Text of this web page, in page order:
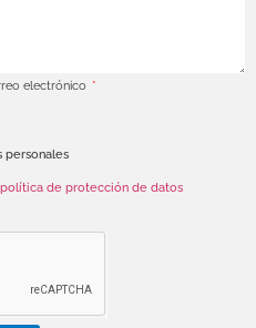
electrónico
personales
política de protección de datos